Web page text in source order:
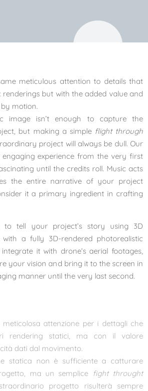
meticulous attention to details that
but with the added value and
motion.
image isn’t enough to capture the
but making a simple flight through
project will always be dull. Our
experience from the very first
until the credits roll. Music acts
the entire narrative of your project
it a primary ingredient in crafting
to tell your project’s story using 3D
with a fully 3D-rendered photorealistic
it with drone’s aerial footages,
your vision and bring it to the screen in
manner until the very last second.
attenzione per i dettagli che
rendering statici, ma con il valore
dati dal movimento.
statica non è sufficiente a catturare
ma un semplice fight throught
progetto risulterà sempre